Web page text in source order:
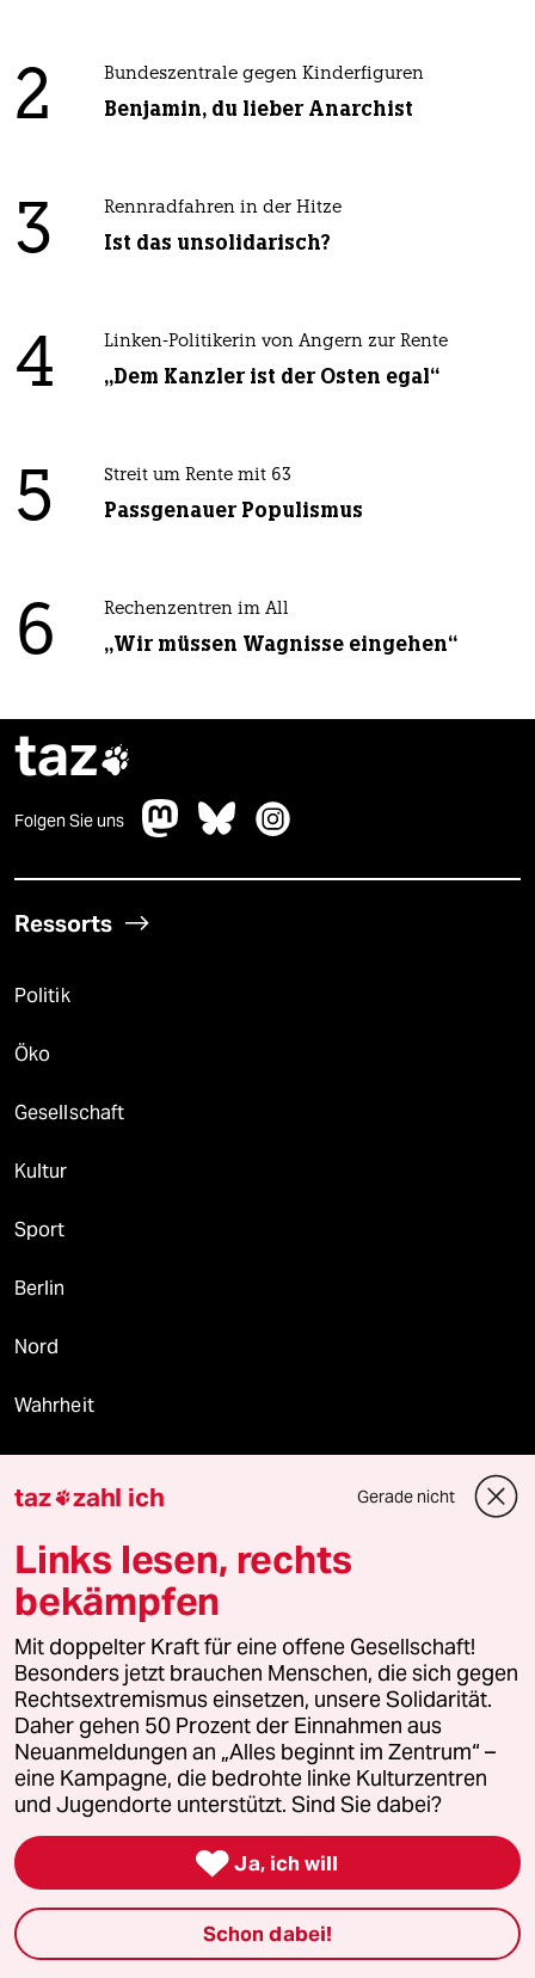
2 Bundeszentrale gegen Kinderfiguren
Benjamin, du lieber Anarchist
3 Rennradfahren in der Hitze
Ist das unsolidarisch?
4 Linken-Politikerin von Angern zur Rente
„Dem Kanzler ist der Osten egal“
5 Streit um Rente mit 63
Passgenauer Populismus
6 Rechenzentren im All
„Wir müssen Wagnisse eingehen“
taz
Folgen Sie uns
Ressorts
Politik
Öko
Gesellschaft
Kultur
Sport
Berlin
Nord
Wahrheit
Themen
Bergsteigen
USA unter Trump
Katzen
Landtagswahl in Sachsen-Anhalt
Ceuta
Hitze
taz zahl ich Gerade nicht
Links lesen, rechts
bekämpfen
Mit doppelter Kraft für eine offene Gesellschaft!
Besonders jetzt brauchen Menschen, die sich gegen
Rechtsextremismus einsetzen, unsere Solidarität.
Daher gehen 50 Prozent der Einnahmen aus
Neuanmeldungen an „Alles beginnt im Zentrum“ –
eine Kampagne, die bedrohte linke Kulturzentren
und Jugendorte unterstützt. Sind Sie dabei?
 Ja, ich will
Schon dabei!